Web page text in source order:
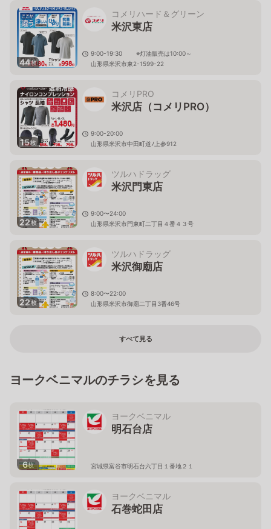
44枚
コメリハード＆グリーン
米沢東店
9:00-19:30 ※灯油販売は10:00～
山形県米沢市東2-1599-22
15枚
コメリPRO
米沢店（コメリPRO）
9:00-20:00
山形県米沢市中田町道ﾉ上参912
22枚
ツルハドラッグ
米沢門東店
9:00〜24:00
山形県米沢市門東町二丁目４番４３号
22枚
ツルハドラッグ
米沢御廟店
8:00〜22:00
山形県米沢市御廟二丁目3番46号
すべて見る
ヨークベニマルのチラシを見る
6枚
ヨークベニマル
明石台店
宮城県富谷市明石台六丁目１番地２１
ヨークベニマル
石巻蛇田店